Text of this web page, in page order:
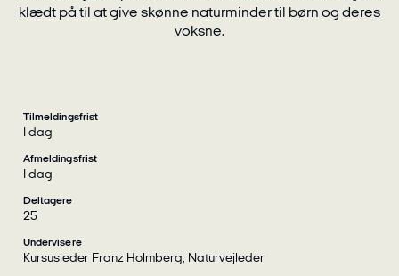
klædt på til at give skønne naturminder til børn og deres
voksne.
Tilmeldingsfrist
i dag
Afmeldingsfrist
i dag
Deltagere
25
Undervisere
Kursusleder Franz Holmberg, Naturvejleder